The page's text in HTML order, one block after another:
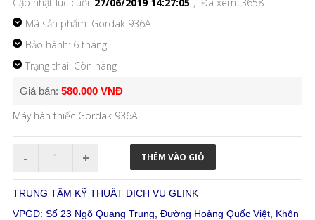
Mã sản phẩm: Gordak 936A
Bảo hành: 6 tháng
Trạng thái: Còn hàng
Giá bán: 580.000 VNĐ
Máy hàn thiếc Gordak 936A
TRUNG TÂM KỸ THUẬT DỊCH VỤ GLINK
VPGD: Số 23 Ngõ Quang Trung, Đường Hoàng Quốc Việt, Khôn